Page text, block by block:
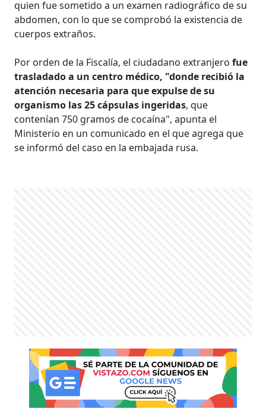
quien fue sometido a un examen radiográfico de su
abdomen, con lo que se comprobó la existencia de
cuerpos extraños.
Por orden de la Fiscalía, el ciudadano extranjerofue
trasladado a un centro médico, "donde recibió la
atención necesaria para que expulse de su
organismo las 25 cápsulas ingeridas, que
contenían 750 gramos de cocaína", apunta el
Ministerio en un comunicado en el que agrega que
se informó del caso en la embajada rusa.